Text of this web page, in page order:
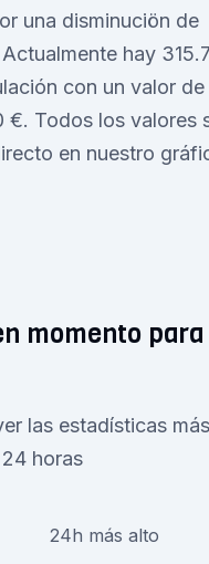
una disminuciön de
hay
con un valor
€. Todos los valores
en nuestro
momento
las estadísticas
horas
24h más alto